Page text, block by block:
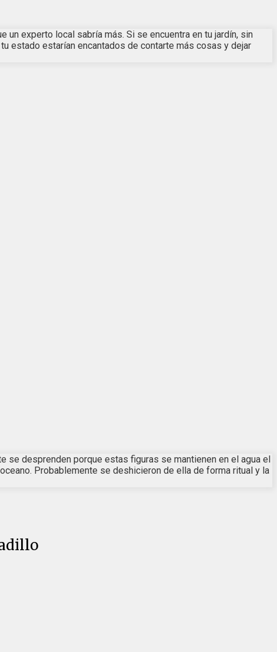
un experto local sabría más. Si se encuentra en tu jardín, sin
estado estarían encantados de contarte más cosas y dejar
se desprenden porque estas figuras se mantienen en el agua el
Probablemente se deshicieron de ella de forma ritual y la